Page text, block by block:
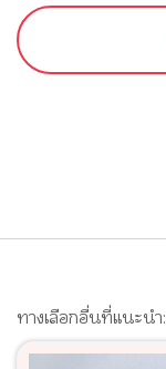
ทางเลือกอื่นที่แนะนำ: